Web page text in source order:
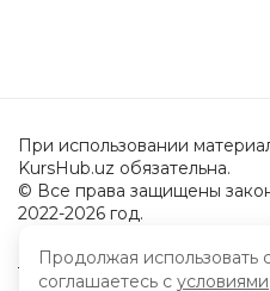
При использовании
KursHub.uz обязательна.
© Все права защищены
2022-2026 год.
Пользовательское
Продолжая использовать
соглашаетесь с условиями